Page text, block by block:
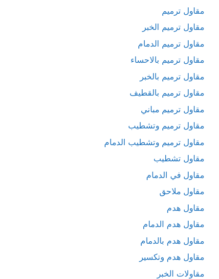
مقاول ترميم
مقاول ترميم الخبر
مقاول ترميم الدمام
مقاول ترميم بالاحساء
مقاول ترميم بالخبر
مقاول ترميم بالقطيف
مقاول ترميم مباني
مقاول ترميم وتشطيب
مقاول ترميم وتشطيب الدمام
مقاول تشطيب
مقاول في الدمام
مقاول ملاحق
مقاول هدم
مقاول هدم الدمام
مقاول هدم بالدمام
مقاول هدم وتكسير
مقاولات الخبر